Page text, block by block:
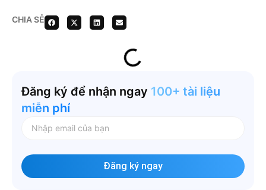
CHIA SẺ
Đăng ký để nhận ngay 100+ tài liệu
miễn phí
Đăng ký ngay